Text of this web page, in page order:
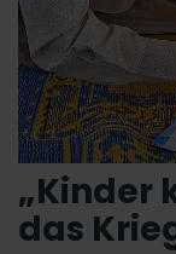
„Kinder
das